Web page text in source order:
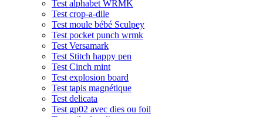
Test alphabet WRMK
Test crop-a-dile
Test moule bébé Sculpey
Test pocket punch wrmk
Test Versamark
Test Stitch happy pen
Test Cinch mint
Test explosion board
Test tapis magnétique
Test delicata
Test gp02 avec dies ou foil